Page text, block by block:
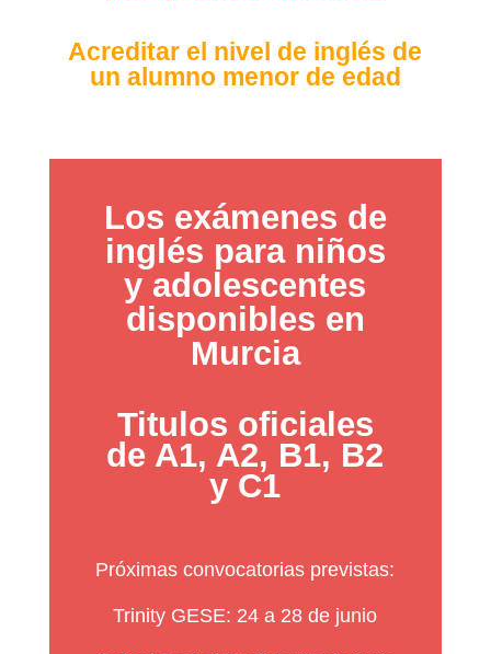
Acreditar el nivel de inglés de
un alumno menor de edad
Los exámenes de
inglés para niños
y adolescentes
disponibles en
Murcia
Titulos oficiales
de A1, A2, B1, B2
y C1
Próximas convocatorias previstas:
Trinity GESE: 24 a 28 de junio